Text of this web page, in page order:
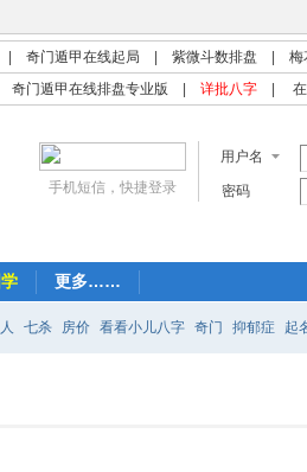
奇门遁甲在线起局 紫微斗数排盘 梅
奇门遁甲在线排盘专业版 详批八字
用户名
密码
手机短信，快捷登录
更多……
七杀 房价 看看小儿八字 奇门 抑郁症 起